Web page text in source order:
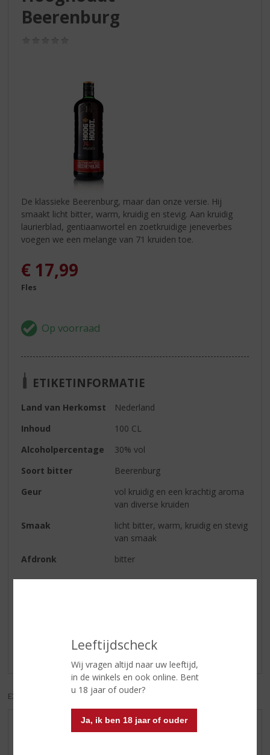
Leeftijdscheck
Wij vragen altijd naar uw leeftijd,
in de winkels en ook online. Bent
u 18 jaar of ouder?
Ja, ik ben 18 jaar of ouder
Beerenburg
De klassieke Beerenburg, maar dan onze versie. Hij
smaakt licht bitter, warm, kruidig en stevig. Aan kruidig
laurierblad, gentiaanwortel en zoetkruidige jeneverbes
voegen we een melange van 71 kruiden toe.
€ 17,99
Fles
ETIKETINFORMATIE
Land van Herkomst
Nederland
Inhoud
100 CL
Alcoholpercentage
30% vol
Soort bitter
Beerenburg
Geur
vol kruidig en een krachtig aroma
van diverse kruiden
Smaak
licht bitter, warm, kruidig en stevig
van smaak
Afdronk
bitter
Er zijn nog geen reviews geplaatst voor dit product
EXCL. BTW INCL. BTW
AANBIEDINGEN